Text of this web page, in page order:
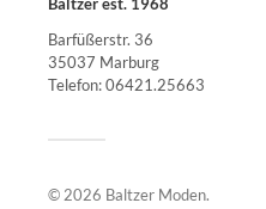
Barfüßerstr. 36
35037 Marburg
Telefon: 06421.25663
© 2026 Baltzer Moden.